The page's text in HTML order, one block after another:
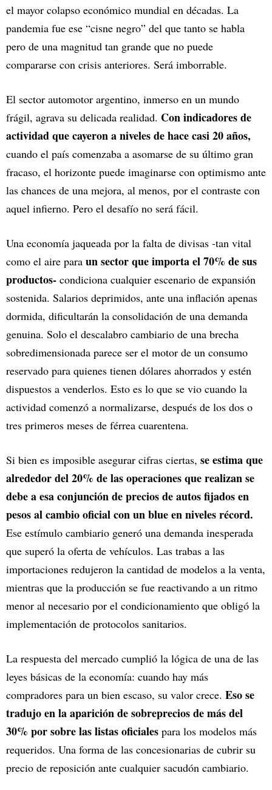
el mayor colapso económico mundial en décadas. La
pandemia fue ese “cisne negro” del que tanto se habla
pero de una magnitud tan grande que no puede
compararse con crisis anteriores. Será imborrable.
El sector automotor argentino, inmerso en un mundo
frágil, agrava su delicada realidad. Con indicadores de
actividad que cayeron a niveles de hace casi 20 años,
cuando el país comenzaba a asomarse de su último gran
fracaso, el horizonte puede imaginarse con optimismo ante
las chances de una mejora, al menos, por el contraste con
aquel infierno. Pero el desafío no será fácil.
Una economía jaqueada por la falta de divisas -tan vital
como el aire para un sector que importa el 70% de sus
productos- condiciona cualquier escenario de expansión
sostenida. Salarios deprimidos, ante una inflación apenas
dormida, dificultarán la consolidación de una demanda
genuina. Solo el descalabro cambiario de una brecha
sobredimensionada parece ser el motor de un consumo
reservado para quienes tienen dólares ahorrados y estén
dispuestos a venderlos. Esto es lo que se vio cuando la
actividad comenzó a normalizarse, después de los dos o
tres primeros meses de férrea cuarentena.
Si bien es imposible asegurar cifras ciertas, se estima que
alrededor del 20% de las operaciones que realizan se
debe a esa conjunción de precios de autos fijados en
pesos al cambio oficial con un blue en niveles récord.
Ese estímulo cambiario generó una demanda inesperada
que superó la oferta de vehículos. Las trabas a las
importaciones redujeron la cantidad de modelos a la venta,
mientras que la producción se fue reactivando a un ritmo
menor al necesario por el condicionamiento que obligó la
implementación de protocolos sanitarios.
La respuesta del mercado cumplió la lógica de una de las
leyes básicas de la economía: cuando hay más
compradores para un bien escaso, su valor crece. Eso se
tradujo en la aparición de sobreprecios de más del
30% por sobre las listas oficiales para los modelos más
requeridos. Una forma de las concesionarias de cubrir su
precio de reposición ante cualquier sacudón cambiario.